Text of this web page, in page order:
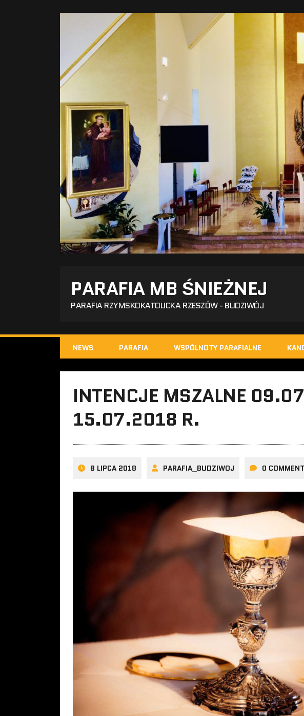
PARAFIA MB ŚNIEŻNEJ
PARAFIA RZYMSKOKATOLICKA RZESZÓW - BUDZIWÓJ
NEWS PARAFIA WSPÓLNOTY PARAFIALNE
INTENCJE MSZALNE
15.07.2018 R.
8 LIPCA 2018 PARAFIA_BUDZIWOJ 0